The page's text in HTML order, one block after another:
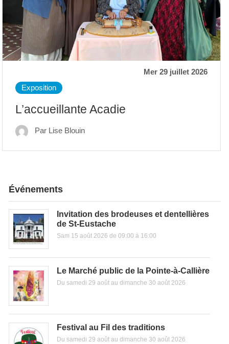
Mer 29 juillet 2026
Exposition
L’accueillante Acadie
Par Lise Blouin
Événements
Invitation des brodeuses et dentellières
de St-Eustache
Sam 15 août 2026 de 09:00 à 16:00
Le Marché public de la Pointe-à-Callière
Du samedi 29 août au dimanche 30 août 2026
Festival au Fil des traditions
Du samedi 29 août au dimanche 30 août 2026